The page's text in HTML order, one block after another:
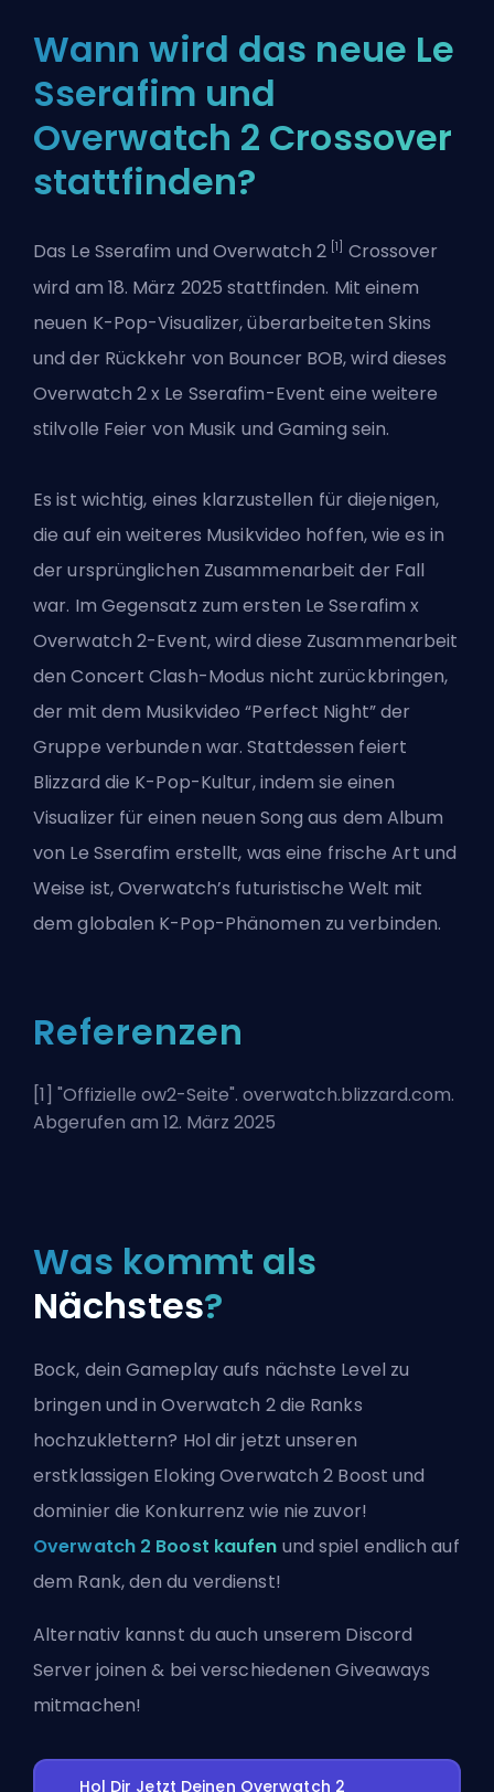
Wann wird das neue Le
Sserafim und
Overwatch 2 Crossover
stattfinden?
Das Le Sserafim und Overwatch 2 [1]
Crossover
wird am 18. März 2025 stattfinden. Mit einem
neuen K-Pop-Visualizer, überarbeiteten Skins
und der Rückkehr von Bouncer BOB, wird dieses
Overwatch 2 x Le Sserafim-Event eine weitere
stilvolle Feier von Musik und Gaming sein.
Es ist wichtig, eines klarzustellen für diejenigen,
die auf ein weiteres Musikvideo hoffen, wie es in
der ursprünglichen Zusammenarbeit der Fall
war. Im Gegensatz zum ersten Le Sserafim x
Overwatch 2-Event, wird diese Zusammenarbeit
den Concert Clash-Modus nicht zurückbringen,
der mit dem Musikvideo “Perfect Night” der
Gruppe verbunden war. Stattdessen feiert
Blizzard die K-Pop-Kultur, indem sie einen
Visualizer für einen neuen Song aus dem Album
von Le Sserafim erstellt, was eine frische Art und
Weise ist, Overwatch’s futuristische Welt mit
dem globalen K-Pop-Phänomen zu verbinden.
Referenzen
[1] "Offizielle ow2-Seite". overwatch.blizzard.com.
Abgerufen am 12. März 2025
Was kommt als
Nächstes?
Bock, dein Gameplay aufs nächste Level zu
bringen und in Overwatch 2 die Ranks
hochzuklettern? Hol dir jetzt unseren
erstklassigen Eloking Overwatch 2 Boost und
dominier die Konkurrenz wie nie zuvor!
Overwatch 2 Boost kaufen und spiel endlich auf
dem Rank, den du verdienst!
Alternativ kannst du auch unserem Discord
Server joinen & bei verschiedenen Giveaways
mitmachen!
Hol Dir Jetzt Deinen Overwatch 2